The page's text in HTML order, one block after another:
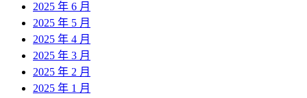
2025 年 6 月
2025 年 5 月
2025 年 4 月
2025 年 3 月
2025 年 2 月
2025 年 1 月